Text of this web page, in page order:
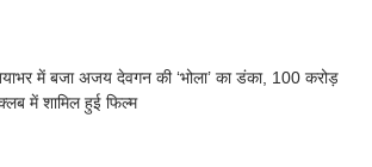
में बजा अजय देवगन की ‘भोला’ का डंका, 100 करोड़
में शामिल हुई फिल्म